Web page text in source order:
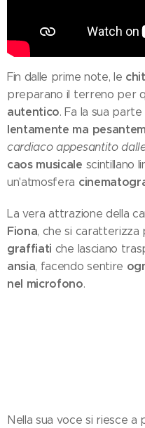
Fin dalle prime note, le
preparano il terreno per
autentico. Fa la sua
lentamente ma
cardiaco appesantito
caos musicale scintillano
un'atmosfera
La vera attrazione della
Fiona, che si caratterizza
graffiati che lasciano
ansia, facendo sentire
nel microfono.
Nella sua voce si riesce a